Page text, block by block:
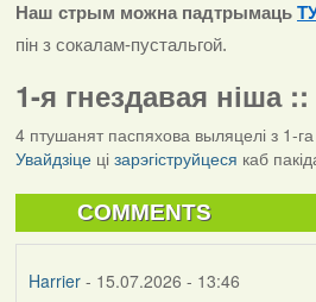
Наш стрым можна падтрымаць
пін з сокалам-пустальгой.
1-я гнездавая ніша
4 птушанят паспяхова выляцелі з 1-га
Увайдзіцеці зарэгіструйцеся каб
COMMENTS
Harrier- 15.07.2026 - 13:46